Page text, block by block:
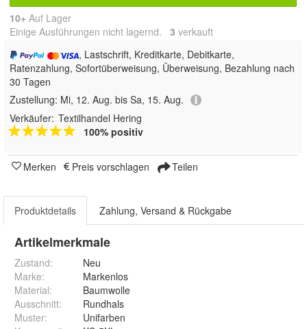
10+ Auf Lager
Einige Ausführungen nicht lagernd. 3 verkauft
, Lastschrift, Kreditkarte, Debitkarte,
Ratenzahlung, Sofortüberweisung, Überweisung, Bezahlung nach
30 Tagen
Zustellung: Mi, 12. Aug. bis Sa, 15. Aug.
Verkäufer: Textilhandel Hering
100% positiv
Merken Preis vorschlagen Teilen
Produktdetails Zahlung, Versand & Rückgabe
Artikelmerkmale
Zustand:
Neu
Marke:
Markenlos
Material:
Baumwolle
Ausschnitt:
Rundhals
Muster:
Unifarben